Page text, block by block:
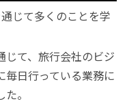
じて多くのことを学
じて、旅行会社のビジ
毎日行っている業務に
。